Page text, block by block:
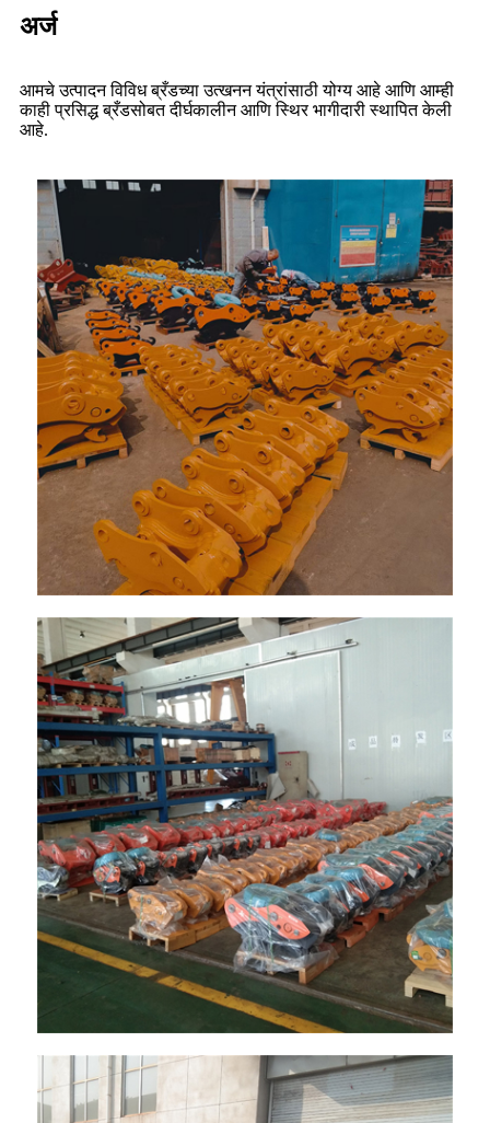
अर्ज
आमचे उत्पादन विविध ब्रँडच्या उत्खनन यंत्रांसाठी योग्य आहे आणि आम्ही
काही प्रसिद्ध ब्रँडसोबत दीर्घकालीन आणि स्थिर भागीदारी स्थापित केली
आहे.